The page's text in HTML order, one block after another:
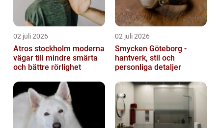
02 juli 2026
Atros stockholm moderna
vägar till mindre smärta
och bättre rörlighet
02 juli 2026
Smycken Göteborg -
hantverk, stil och
personliga detaljer